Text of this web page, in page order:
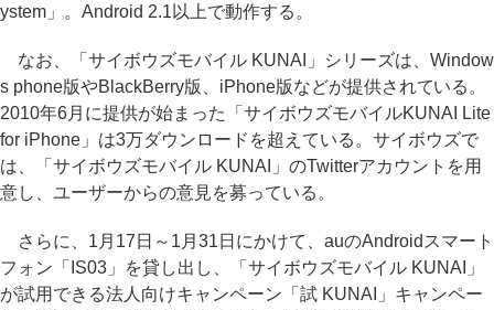
ystem」。Android 2.1以上で動作する。
なお、「サイボウズモバイル KUNAI」シリーズは、Window
s phone版やBlackBerry版、iPhone版などが提供されている。
2010年6月に提供が始まった「サイボウズモバイルKUNAI Lite
for iPhone」は3万ダウンロードを超えている。サイボウズで
は、「サイボウズモバイル KUNAI」のTwitterアカウントを用
意し、ユーザーからの意見を募っている。
さらに、1月17日～1月31日にかけて、auのAndroidスマート
フォン「IS03」を貸し出し、「サイボウズモバイル KUNAI」
が試用できる法人向けキャンペーン「試 KUNAI」キャンペー